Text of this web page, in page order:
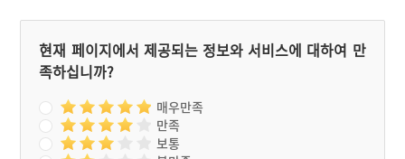
현재 페이지에서 제공되는 정보와 서비스에 대하여 만
족하십니까?
매우만족
만족
보통